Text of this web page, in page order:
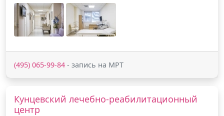
(495) 065-99-84 - запись на МРТ
Кунцевский лечебно-реабилитационный
центр